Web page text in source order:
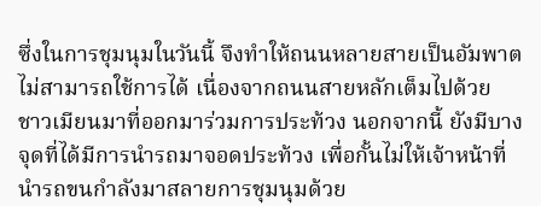
ซึ่งในการชุมนุมในวันนี้ จึงทำให้ถนนหลายสายเป็นอัมพาต
ไม่สามารถใช้การได้ เนื่องจากถนนสายหลักเต็มไปด้วย
ชาวเมียนมาที่ออกมาร่วมการประท้วง นอกจากนี้ ยังมีบาง
จุดที่ได้มีการนำรถมาจอดประท้วง เพื่อกั้นไม่ให้เจ้าหน้าที่
นำรถขนกำลังมาสลายการชุมนุมด้วย